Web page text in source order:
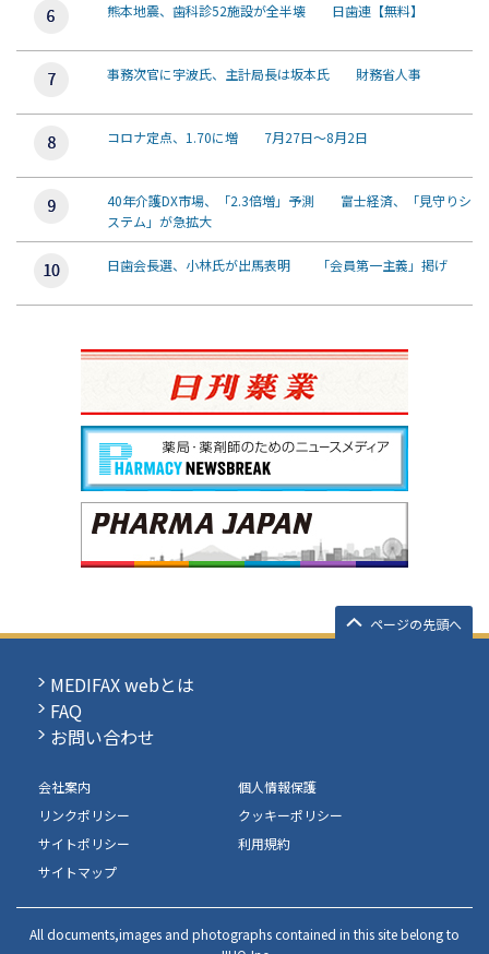
熊本地震、歯科診52施設が全半壊 日歯連【無料】
事務次官に宇波氏、主計局長は坂本氏 財務省人事
コロナ定点、1.70に増 7月27日～8月2日
40年介護DX市場、「2.3倍増」予測 富士経済、「見守りシ
ステム」が急拡大
日歯会長選、小林氏が出馬表明 「会員第一主義」掲げ
ページの先頭へ
MEDIFAX webとは
FAQ
お問い合わせ
会社案内
個人情報保護
リンクポリシー
クッキーポリシー
サイトポリシー
利用規約
サイトマップ
All documents,images and photographs contained in this site belong to